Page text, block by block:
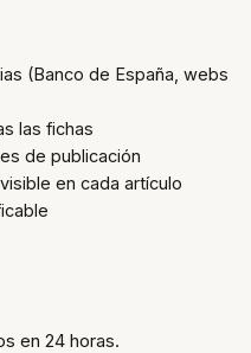
(Banco de España, webs
las fichas
de publicación
en cada artículo
en 24 horas.